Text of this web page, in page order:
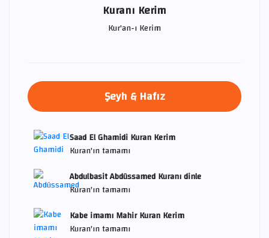
Kuranı Kerim
Kur'an-ı Kerim
Şeyh & Hafız
Saad El Ghamidi Kuran Kerim
Kuran'ın tamamı
Abdulbasit Abdüssamed Kuranı dinle
Kuran'ın tamamı
Kabe imamı Mahir Kuran Kerim
Kuran'ın tamamı